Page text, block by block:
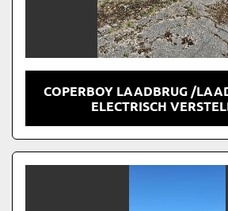
COPERBOY LAADBRUG /
ELECTRISCH